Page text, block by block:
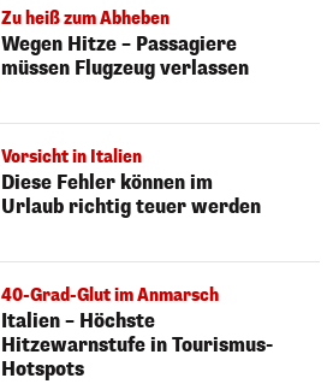
Zu heiß zum Abheben
Wegen Hitze – Passagiere
müssen Flugzeug verlassen
Vorsicht in Italien
Diese Fehler können im
Urlaub richtig teuer werden
40-Grad-Glut im Anmarsch
Italien – Höchste
Hitzewarnstufe in Tourismus-
Hotspots